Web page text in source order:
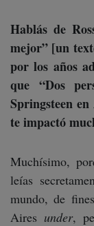
Hablás de
mejor” [un
por los años
que “Dos
Springsteen
te impactó
Muchísimo,
leías
mundo, de
Aires under,